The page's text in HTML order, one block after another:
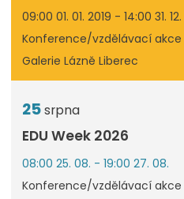
09:00 01. 01. 2019 - 14:00 31.
Konference/vzdělávací akce
Galerie Lázně Liberec
25srpna
EDU Week 2026
08:00 25. 08. - 19:00 27. 08.
Konference/vzdělávací akce